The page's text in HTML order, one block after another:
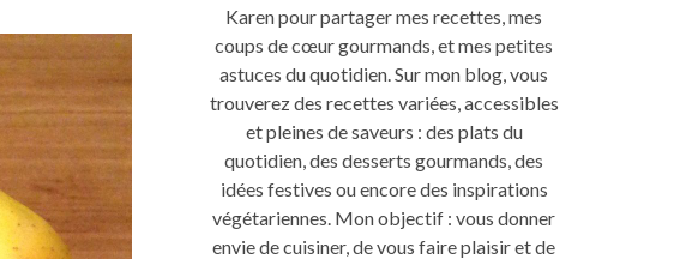
Karen pour partager mes recettes, mes
coups de cœur gourmands, et mes petites
astuces du quotidien. Sur mon blog, vous
trouverez des recettes variées, accessibles
et pleines de saveurs : des plats du
quotidien, des desserts gourmands, des
idées festives ou encore des inspirations
végétariennes. Mon objectif : vous donner
envie de cuisiner, de vous faire plaisir et de